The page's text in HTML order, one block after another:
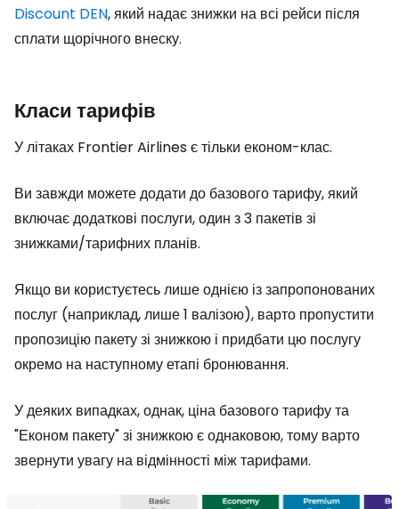
Discount DEN, який надає знижки на всі рейси після
сплати щорічного внеску.
Класи тарифів
У літаках Frontier Airlines є тільки економ-клас.
Ви завжди можете додати до базового тарифу, який
включає додаткові послуги, один з 3 пакетів зі
знижками/тарифних планів.
Якщо ви користуєтесь лише однією із запропонованих
послуг (наприклад, лише 1 валізою), варто пропустити
пропозицію пакету зі знижкою і придбати цю послугу
окремо на наступному етапі бронювання.
У деяких випадках, однак, ціна базового тарифу та
"Економ пакету" зі знижкою є однаковою, тому варто
звернути увагу на відмінності між тарифами.